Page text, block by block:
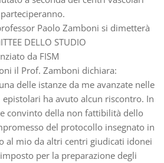
Paolo Zamboni si dimetterà
DELLO STUDIO
da FISM
il Prof. Zamboni dichiara:
delle istanze da me avanzate nelle
ha avuto alcun riscontro. In
convinto della non fattibilità dello
del protocollo insegnato in
al mio da altri centri giudicati idonei
per la preparazione degli